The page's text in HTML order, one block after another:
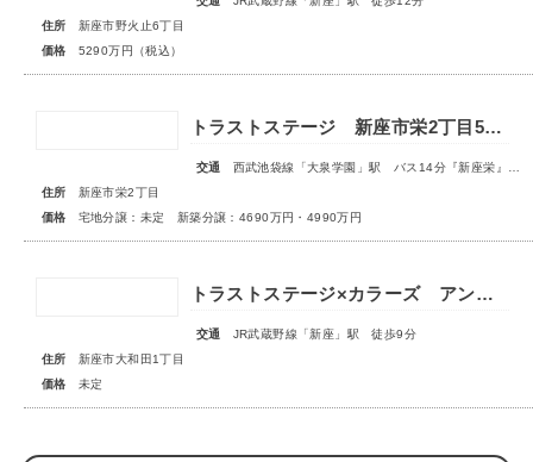
住所
新座市野火止6丁目
価格
5290万円（税込）
トラストステージ 新座市栄2丁目5期 全9区画 宅地分譲：◇販売予告◇新築分譲：◆販売開始◆
交通
西武池袋線「大泉学園」駅 バス14分『新座栄』停歩5～6分
住所
新座市栄2丁目
価格
宅地分譲：未定 新築分譲：4690万円・4990万円
トラストステージ×カラーズ アンドプラス新座市大和田1丁目21期 全3棟 ◆販売予告◆
交通
JR武蔵野線「新座」駅 徒歩9分
住所
新座市大和田1丁目
価格
未定